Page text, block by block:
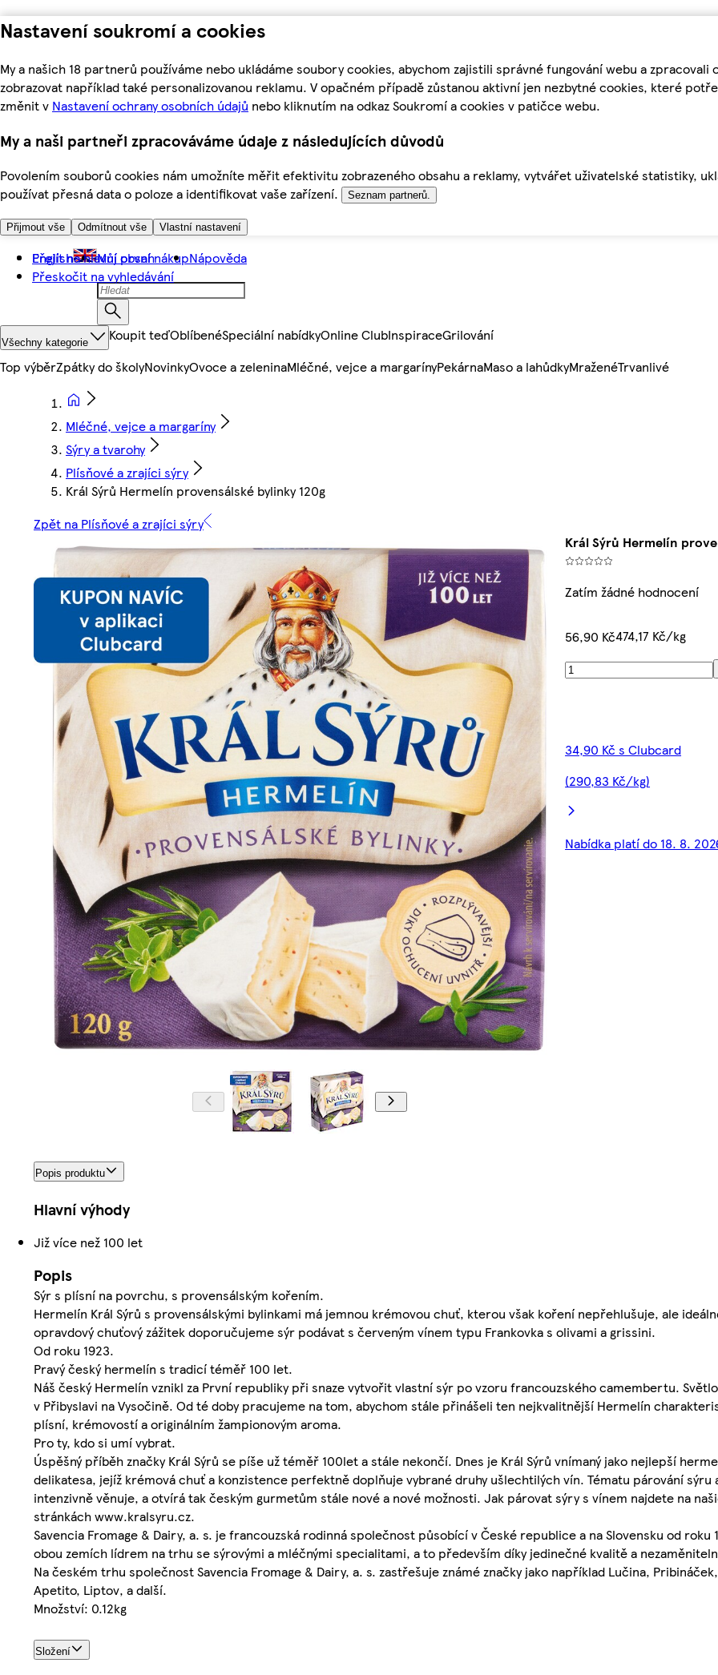
Nastavení soukromí a cookies
My a našich 18 partnerů používáme nebo ukládáme soubory cookies, abychom zajistili správné fungování webu a
zobrazovat například také personalizovanou reklamu. V opačném případě zůstanou aktivní jen nezbytné cookies, které
změnit v Nastavení ochrany osobních údajů nebo kliknutím na odkaz Soukromí a cookies v patičce webu.
My a naši partneři zpracováváme údaje z následujících důvodů
Povolením souborů cookies nám umožníte měřit efektivitu zobrazeného obsahu a reklamy, vytvářet uživatelské statistiky,
používat přesná data o poloze a identifikovat vaše zařízení.
Seznam partnerů.
Přijmout vše Odmítnout vše Vlastní nastavení
Přejít na hlavní obsah
Přeskočit na vyhledávání
English Můj první nákupNápověda
Všechny kategorie Koupit teďOblíbenéSpeciální nabídkyOnline ClubInspiraceGrilování
Top výběrZpátky do školyNovinkyOvoce a zeleninaMléčné, vejce a margarínyPekárnaMaso a lahůdkyMraženéTrvanlivé
Mléčné, vejce a margaríny
Sýry a tvarohy
Plísňové a zrajíci sýry
Král Sýrů Hermelín provensálské bylinky 120g
Zpět na Plísňové a zrajíci sýry
Král Sýrů Hermelín
Zatím žádné hodnocení
56,90 Kč474,17 Kč/kg
34,90 Kč s Clubcard
(290,83 Kč/kg)
Nabídka platí do 18. 8.
Popis produktu
Hlavní výhody
Již více než 100 let
Popis
Sýr s plísní na povrchu, s provensálským kořením.
Hermelín Král Sýrů s provensálskými bylinkami má jemnou krémovou chuť, kterou však koření nepřehlušuje, ale
opravdový chuťový zážitek doporučujeme sýr podávat s červeným vínem typu Frankovka s olivami a grissini.
Od roku 1923.
Pravý český hermelín s tradicí téměř 100 let.
Náš český Hermelín vznikl za První republiky při snaze vytvořit vlastní sýr po vzoru francouzského camembertu.
v Přibyslavi na Vysočině. Od té doby pracujeme na tom, abychom stále přinášeli ten nejkvalitnější Hermelín
plísní, krémovostí a originálním žampionovým aroma.
Pro ty, kdo si umí vybrat.
Úspěšný příběh značky Král Sýrů se píše už téměř 100let a stále nekončí. Dnes je Král Sýrů vnímaný jako nejlepší
delikatesa, jejíž krémová chuť a konzistence perfektně doplňuje vybrané druhy ušlechtilých vín. Tématu párování sýru
intenzivně věnuje, a otvírá tak českým gurmetům stále nové a nové možnosti. Jak párovat sýry s vínem najdete na
stránkách www.kralsyru.cz.
Savencia Fromage & Dairy, a. s. je francouzská rodinná společnost působící v České republice a na Slovensku od roku
obou zemích lídrem na trhu se sýrovými a mléčnými specialitami, a to především díky jedinečné kvalitě a
Na českém trhu společnost Savencia Fromage & Dairy, a. s. zastřešuje známé značky jako například Lučina,
Apetito, Liptov, a další.
Množství: 0.12kg
Složení